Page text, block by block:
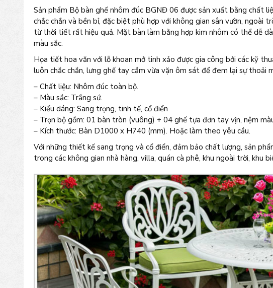
Sản phẩm Bộ bàn ghế nhôm đúc BGNĐ 06 được sản xuất bằng chất
chắc chắn và bền bỉ, đặc biệt phù hợp với không gian sân vườn, ngoài
từ thời tiết rất hiệu quả. Mặt bàn làm bằng hợp kim nhôm có thể dễ
màu sắc.
Họa tiết hoa văn với lỗ khoan mở tinh xảo được gia công bởi các kỹ
luôn chắc chắn, lưng ghế tay cầm vừa vặn ôm sát để đem lại sự thoải
– Chất liệu: Nhôm đúc toàn bộ.
– Màu sắc: Trắng sứ.
– Kiểu dáng: Sang trọng, tinh tế, cổ điển
– Trọn bộ gồm: 01 bàn tròn (vuông) + 04 ghế tựa đơn tay vịn, nệm
– Kích thước: Bàn D1000 x H740 (mm). Hoặc làm theo yêu cầu.
Với những thiết kế sang trọng và cổ điển, đảm bảo chất lượng, sản
trong các không gian nhà hàng, villa, quán cà phê, khu ngoài trời, khu